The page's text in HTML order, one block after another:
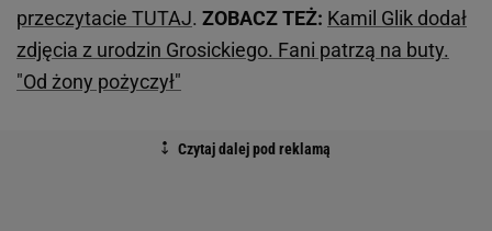
przeczytacie TUTAJ. ZOBACZ TEŻ: Kamil Glik dodał
zdjęcia z urodzin Grosickiego. Fani patrzą na buty.
"Od żony pożyczył"